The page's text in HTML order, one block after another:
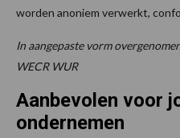
worden anoniem verwerkt,
In aangepaste vorm
WECR WUR
Aanbevolen voor
ondernemen